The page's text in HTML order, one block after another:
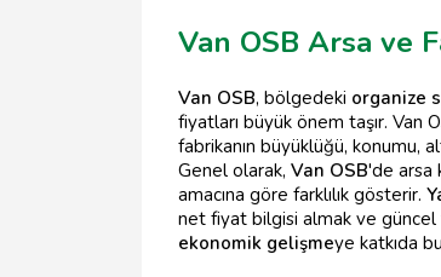
Van OSB Arsa ve
Van OSB, bölgedeki organize
fiyatları büyük önem taşır. Van
fabrikanın büyüklüğü, konumu,
Genel olarak, Van OSB'de arsa
amacına göre farklılık gösterir.
net fiyat bilgisi almak ve güncel
ekonomik gelişmeye katkıda